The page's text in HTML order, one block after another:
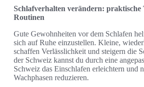
Schlafverhalten verändern: praktische
Routinen
Gute Gewohnheiten vor dem Schlafen
sich auf Ruhe einzustellen. Kleine,
schaffen Verlässlichkeit und steigern die
der Schweiz kannst du durch eine
Schweiz das Einschlafen erleichtern und
Wachphasen reduzieren.